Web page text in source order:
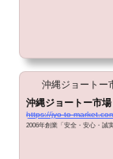
沖縄ジョートー
沖縄ジョートー市場
https://jyo-to-
2006年創業「安全・安心・誠